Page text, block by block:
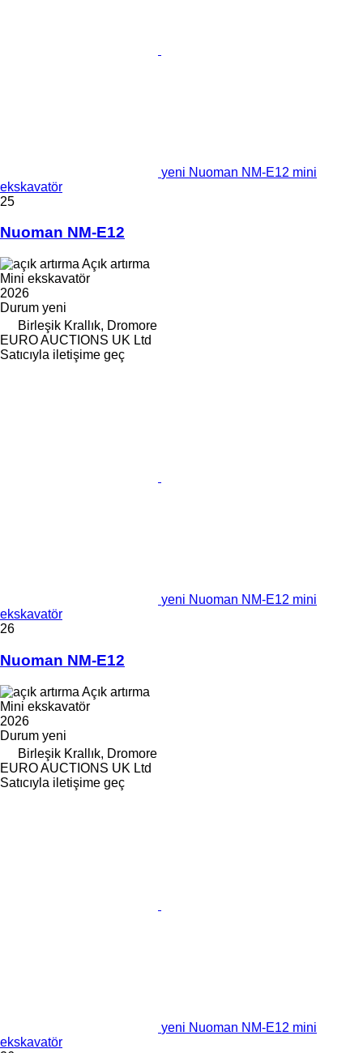
yeni Nuoman NM-E12 mini
ekskavatör
25
Nuoman NM-E12
Açık artırma
Mini ekskavatör
2026
Durum yeni
Birleşik Krallık, Dromore
EURO AUCTIONS UK Ltd
Satıcıyla iletişime geç
yeni Nuoman NM-E12 mini
ekskavatör
26
Nuoman NM-E12
Açık artırma
Mini ekskavatör
2026
Durum yeni
Birleşik Krallık, Dromore
EURO AUCTIONS UK Ltd
Satıcıyla iletişime geç
yeni Nuoman NM-E12 mini
ekskavatör